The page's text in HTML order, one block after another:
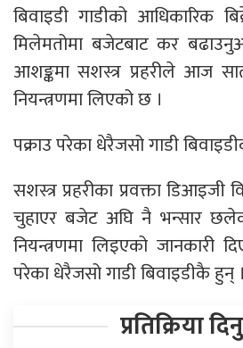
बिवाइडी गाडीको आधिकारिक
मिलेमतोमा बजेटबाट कर
आशङ्कमा सशस्त्र प्रहरीले आज
नियन्त्रणमा लिएको छ ।
पक्राउ परेका धेरैजसो गाडी
सशस्त्र प्रहरीका प्रवक्ता डिआइजी
चुहाएर बजेट अघि नै भन्सार
नियन्त्रणमा लिइएको जानकारी
परेका धेरैजसो गाडी बिवाइडीकै हुन्
प्रतिक्रिया